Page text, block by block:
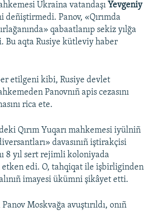
Ukraina vatandaşı Yevgeniy
Panov, «Qırımda
qabaatlanıp sekiz yılğa
Bu aqta Rusiye kütleviy haber
etilgeni kibi, Rusiye devlet
Panovnıñ apis cezasını
rica ete.
Qırım Yuqarı mahkemesi iyülniñ
davasınıñ iştirakçisi
8 yıl sert rejimli koloniyada
etken edi. O, tahqiqat ile işbirliginden
imayesi ükümni şikâyet etti.
Moskvağa avuştırıldı, onıñ